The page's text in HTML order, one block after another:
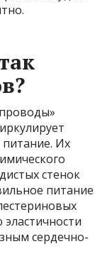
Их
стенок
питание
сердечно-